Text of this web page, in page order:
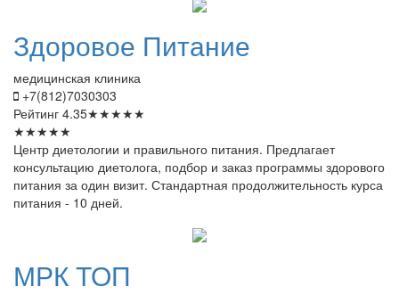
Здоровое Питание
медицинская клиника
+7(812)7030303
Рейтинг 4.35★★★★★
★★★★★
Центр диетологии и правильного питания. Предлагает
консультацию диетолога, подбор и заказ программы здорового
питания за один визит. Стандартная продолжительность курса
питания - 10 дней.
МРКТОП